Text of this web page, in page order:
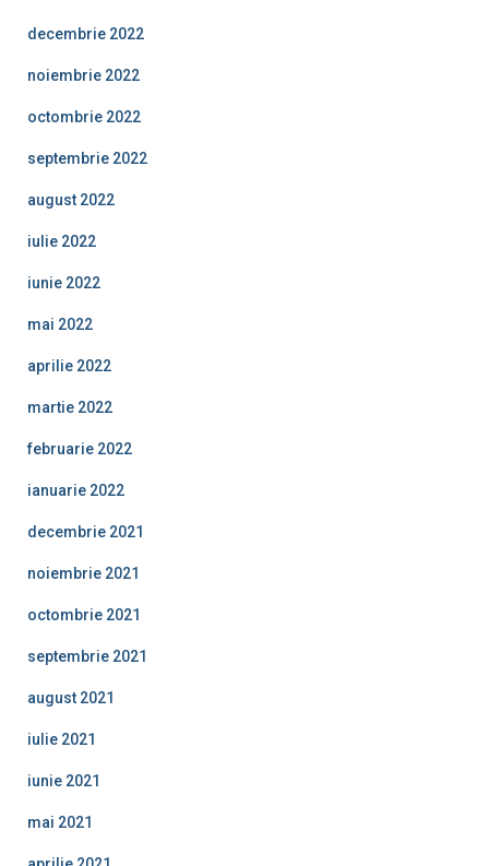
decembrie 2022
noiembrie 2022
octombrie 2022
septembrie 2022
august 2022
iulie 2022
iunie 2022
mai 2022
aprilie 2022
martie 2022
februarie 2022
ianuarie 2022
decembrie 2021
noiembrie 2021
octombrie 2021
septembrie 2021
august 2021
iulie 2021
iunie 2021
mai 2021